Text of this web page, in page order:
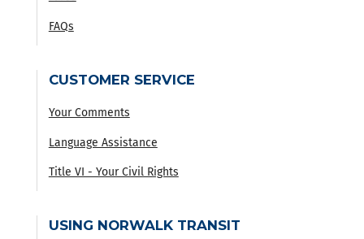
FAQs
CUSTOMER SERVICE
Your Comments
Language Assistance
Title VI - Your Civil Rights
USING NORWALK TRANSIT